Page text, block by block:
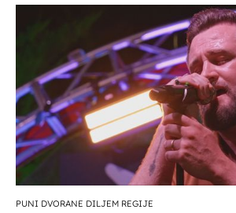
PUNI DVORANE DILJEM REGIJE